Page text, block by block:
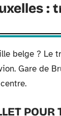
:
belge ? Le
Gare de
POUR